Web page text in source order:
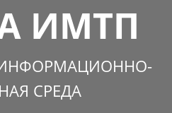
ИМТП
СРЕДА